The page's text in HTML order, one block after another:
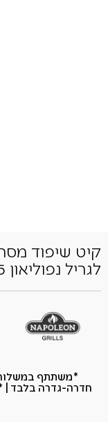
קיט שיפוד
לגריל נפוליאון 285
חדרה-גדרה בלבד |